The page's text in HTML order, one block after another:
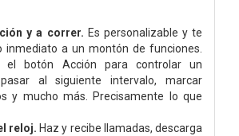
y a correr. Es personalizable y te
inmediato a un montón de funciones.
el botón Acción para controlar un
al siguiente intervalo, marcar
y mucho más. Precisamente lo que
reloj. Haz y recibe llamadas, descarga